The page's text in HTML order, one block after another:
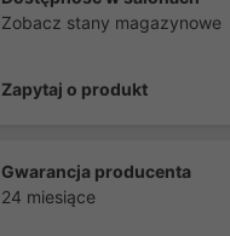
Zobacz stany magazynowe
Zapytaj o produkt
Gwarancja producenta
24 miesiące